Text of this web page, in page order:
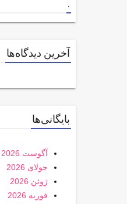
.
آخرین دیدگاه‌ها
بایگانی‌ها
آگوست 2026
جولای 2026
ژوئن 2026
فوریه 2026